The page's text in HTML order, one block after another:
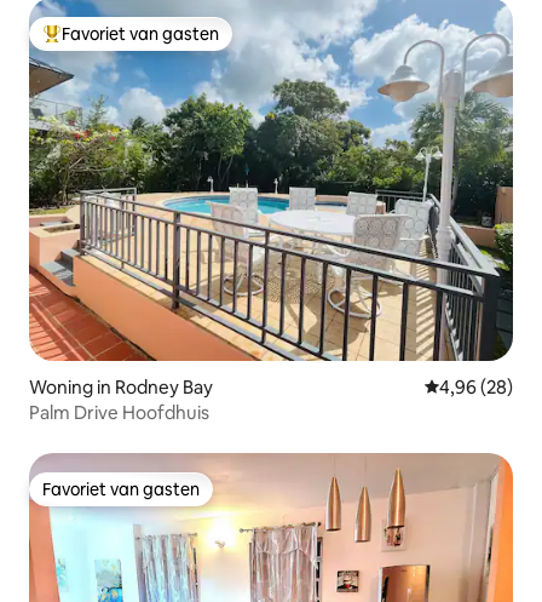
Topfavoriet van gasten
Favoriet van gasten
Woning in Rodney Bay Gemiddelde
4,96 (28)
Palm Drive Hoofdhuis
Favoriet van gasten
Favoriet van gasten